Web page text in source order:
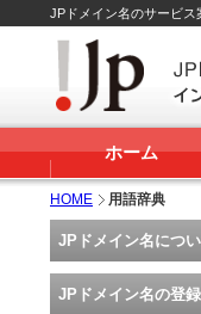
JPドメイン名のサービス
ホーム
HOME 用語辞典
JPドメイン名につ
JPドメイン名の登録